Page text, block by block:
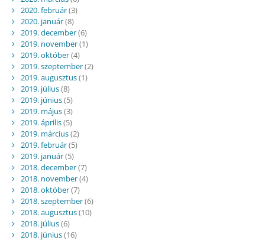
2020. február(3)
2020. január(8)
2019. december(6)
2019. november(1)
2019. október(4)
2019. szeptember(2)
2019. augusztus(1)
2019. július(8)
2019. június(5)
2019. május(3)
2019. április(5)
2019. március(2)
2019. február(5)
2019. január(5)
2018. december(7)
2018. november(4)
2018. október(7)
2018. szeptember(6)
2018. augusztus(10)
2018. július(6)
2018. június(16)